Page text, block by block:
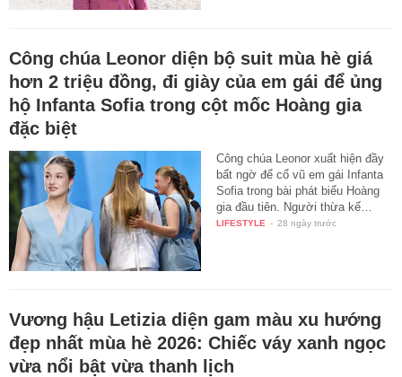
Công chúa Leonor diện bộ suit mùa hè giá
hơn 2 triệu đồng, đi giày của em gái để ủng
hộ Infanta Sofia trong cột mốc Hoàng gia
đặc biệt
Công chúa Leonor xuất hiện đầy
bất ngờ để cổ vũ em gái Infanta
Sofia trong bài phát biểu Hoàng
gia đầu tiên. Người thừa kế…
LIFESTYLE - 28 ngày trước
Vương hậu Letizia diện gam màu xu hướng
đẹp nhất mùa hè 2026: Chiếc váy xanh ngọc
vừa nổi bật vừa thanh lịch